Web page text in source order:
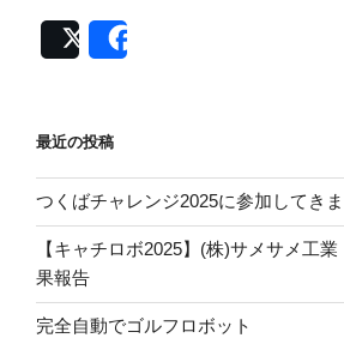
Post
最近の投稿
つくばチャレンジ2025に参加してきま
【キャチロボ2025】(株)サメサメ工
果報告
完全自動でゴルフロボット